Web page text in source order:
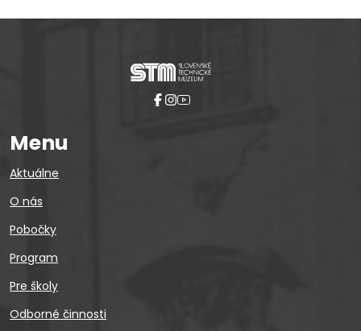
Menu
Aktuálne
O nás
Pobočky
Program
Pre školy
Odborné činnosti